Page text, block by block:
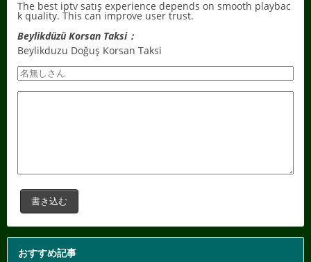
The best iptv satış experience depends on smooth playbac
k quality. This can improve user trust.
Beylikdüzü Korsan Taksi：
Beylikduzu Doğuş Korsan Taksi
おすすめ記事